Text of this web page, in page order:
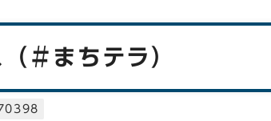
＃まちテラ）